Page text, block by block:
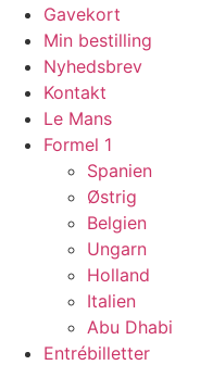
Gavekort
Min bestilling
Nyhedsbrev
Kontakt
Le Mans
Formel 1
Spanien
Østrig
Belgien
Ungarn
Holland
Italien
Abu Dhabi
Entrébilletter